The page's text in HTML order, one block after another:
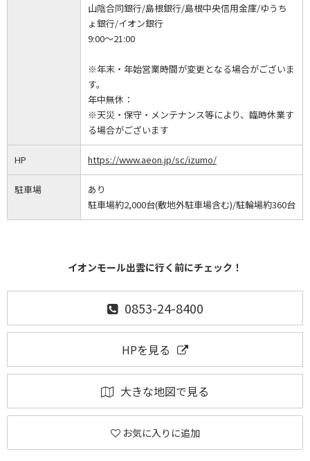
山陰合同銀行/島根銀行/島根中央信用金庫/ゆうち
ょ銀行/イオン銀行
9:00～21:00
※年末・年始営業時間が変更となる場合がございま
す。
年中無休：
※天災・保守・メンテナンス等により、臨時休業す
る場合がございます
HP https://www.aeon.jp/sc/izumo/
駐車場
あり
駐車場約2,000台(敷地外駐車場含む)/駐輪場約360台
イオンモール出雲に行く前にチェック！
0853-24-8400
HPを見る
大きな地図で見る
お気に入りに追加